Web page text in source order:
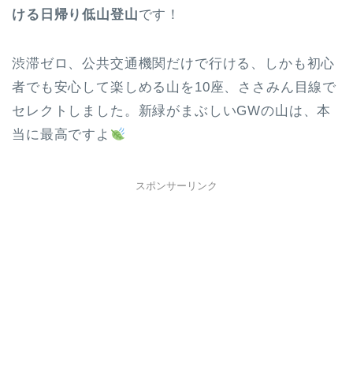
ける日帰り低山登山です！
渋滞ゼロ、公共交通機関だけで行ける、しかも初心
者でも安心して楽しめる山を10座、ささみん目線で
セレクトしました。新緑がまぶしいGWの山は、本
当に最高ですよ
スポンサーリンク